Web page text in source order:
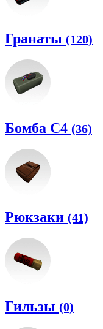
Гранаты (120)
Бомба C4 (36)
Рюкзаки (41)
Гильзы (0)